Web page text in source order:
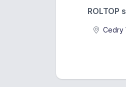
ROLTOP
Cedry